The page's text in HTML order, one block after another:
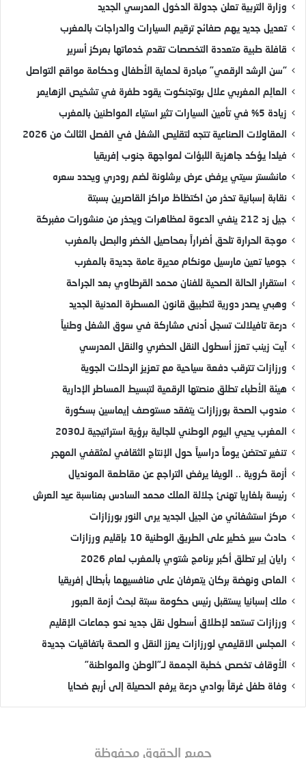
وزارة التربية تعلن جدولة الدخول المدرسي الجديد
تعديل جديد يهم صفائح ترقيم السيارات والدراجات بالمغرب
قافلة طبية متعددة التخصصات تقدم خدماتها بمركز أسرير
“سن الرشد الرقمي” مبادرة لحماية الأطفال وحكامة مواقع التواصل
العالِم المغربي علال بوتجنكوت يقود طفرة في تشخيص الزهايمر
زيادة 5% في تأمين السيارات تثير استياء المواطنين بالمغرب
المقاولات الصناعية تتجه لتقليص الشغل في الفصل الثالث من 2026
فيلدا يؤكد جاهزية اللبؤات لمواجهة جنوب إفريقيا
مانشستر سيتي يرفض عرض برشلونة لضم رودري ويحدد سعره
نقابة إسبانية تحذر من اكتظاظ مراكز القاصرين بسبتة
جيل زد 212 ينفي الدعوة لمظاهرات ويحذر من منشورات مفبركة
موجة الحرارة تلحق أضراراً بمحاصيل الخضر والبصل بالمغرب
جوميا تعين مارسيل مونكام مديرة عامة جديدة بالمغرب
استقرار الحالة الصحية للفنان محمد القرطاوي بعد الجراحة
وهبي يصدر دورية لتطبيق قانون المسطرة المدنية الجديد
درعة تافيلالت تسجل أدنى مشاركة في سوق الشغل وطنياً
آيت زينب تعزز أسطول النقل الحضري والنقل المدرسي
ورزازات تترقب دفعة سياحية مع تعزيز الرحلات الجوية
هيئة الأطباء تطلق منصتها الرقمية لتبسيط المساطر الإدارية
مندوب الصحة بورزازات يتفقد مستوصف إيماسين بسكورة
المغرب يحيي اليوم الوطني للجالية برؤية استراتيجية لـ2030
تنغير تحتضن يوماً دراسياً حول الإنتاج الثقافي لمثقفي المهجر
أزمة كروية .. الويفا يرفض التراجع عن مقاطعة المونديال
رئيسة بلغاريا تهنئ جلالة الملك محمد السادس بمناسبة عيد العرش
مركز استشفائي من الجيل الجديد يرى النور بورزازات
حادث سير خطير على الطريق الوطنية 10 بإقليم ورزازات
رايان إير تطلق أكبر برنامج شتوي بالمغرب لعام 2026
الماص ونهضة بركان يتعرفان على منافسيهما بأبطال إفريقيا
ملك إسبانيا يستقبل رئيس حكومة سبتة لبحث أزمة العبور
ورزازات تستعد لإطلاق أسطول نقل جديد نحو جماعات الإقليم
المجلس الاقليمي لورزازات يعزز النقل و الصحة باتفاقيات جديدة
الأوقاف تخصص خطبة الجمعة لـ”الوطن والمواطنة”
وفاة طفل غرقاً بوادي درعة يرفع الحصيلة إلى أربع ضحايا
جميع الحقوق محفوظة